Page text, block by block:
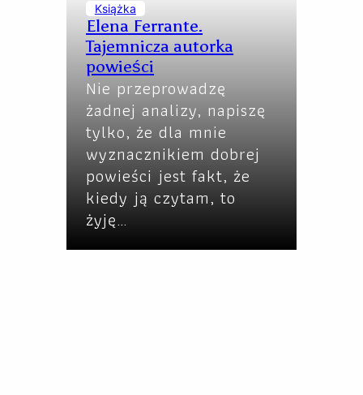
Książka
Elena Ferrante.
Tajemnicza autorka
powieści
Nie przeprowadzę
żadnej analizy, napiszę
tylko, że dla mnie
wyznacznikiem dobrej
powieści jest fakt, że
kiedy ją czytam, to
żyję…